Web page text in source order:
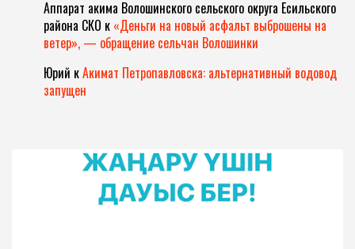
Аппарат акима Волошинского сельского округа Есильского
района СКО к «Деньги на новый асфальт выброшены на
ветер», — обращение сельчан Волошинки
Юрий кАкимат Петропавловска: альтернативный водовод
запущен